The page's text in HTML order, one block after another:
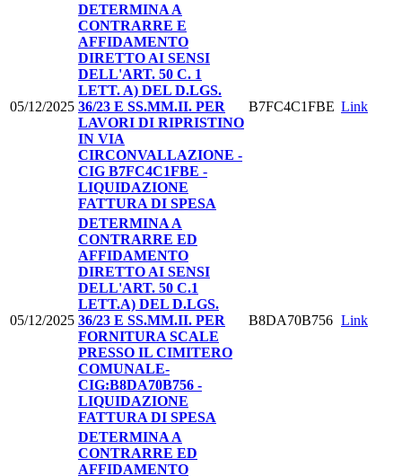
05/12/2025
DETERMINA A
CONTRARRE E
AFFIDAMENTO
DIRETTO AI SENSI
DELL'ART. 50 C. 1
LETT. A) DEL D.LGS.
36/23 E SS.MM.II. PER
LAVORI DI RIPRISTINO
IN VIA
CIRCONVALLAZIONE -
CIG B7FC4C1FBE -
LIQUIDAZIONE
FATTURA DI SPESA
B7FC4C1FBE Link
05/12/2025
DETERMINA A
CONTRARRE ED
AFFIDAMENTO
DIRETTO AI SENSI
DELL'ART. 50 C.1
LETT.A) DEL D.LGS.
36/23 E SS.MM.II. PER
FORNITURA SCALE
PRESSO IL CIMITERO
COMUNALE-
CIG:B8DA70B756 -
LIQUIDAZIONE
FATTURA DI SPESA
B8DA70B756 Link
DETERMINA A
CONTRARRE ED
AFFIDAMENTO